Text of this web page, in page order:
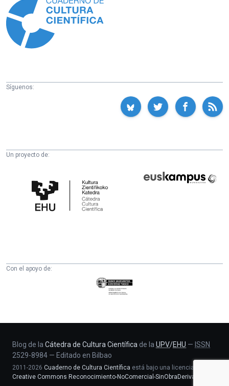
Síguenos:
Un proyecto de:
Cultura
Científica
Fundazioa
Con el apoyo de:
Eusko
Jaurlaritza
eta
Berrikuntza
saila
Blog de la Cátedra de Cultura Científica de la UPV/EHU — ISSN
2529-8984 — Editado en Bilbao
2011-2026 Cuaderno de Cultura Científica está bajo una licencia
Creative Commons Reconocimiento-NoComercial-SinObraDerivada 4.0